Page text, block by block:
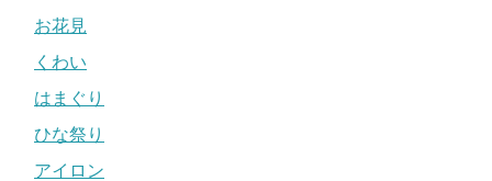
お花見
くわい
はまぐり
ひな祭り
アイロン